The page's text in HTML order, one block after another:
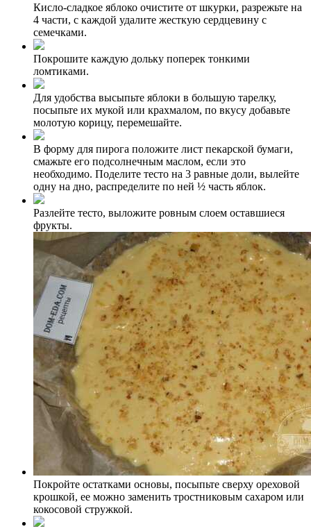
Кисло-сладкое яблоко очистите от шкурки, разрежьте на
4 части, с каждой удалите жесткую сердцевину с
семечками.
Покрошите каждую дольку поперек тонкими
ломтиками.
Для удобства высыпьте яблоки в большую тарелку,
посыпьте их мукой или крахмалом, по вкусу добавьте
молотую корицу, перемешайте.
В форму для пирога положите лист пекарской бумаги,
смажьте его подсолнечным маслом, если это
необходимо. Поделите тесто на 3 равные доли, вылейте
одну на дно, распределите по ней ½ часть яблок.
Разлейте тесто, выложите ровным слоем оставшиеся
фрукты.
Покройте остатками основы, посыпьте сверху ореховой
крошкой, ее можно заменить тростниковым сахаром или
кокосовой стружкой.